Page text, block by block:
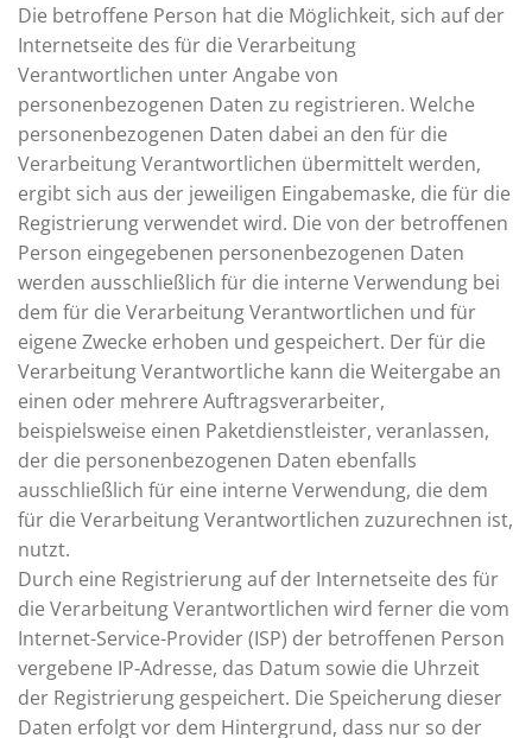
Die betroffene Person hat die Möglichkeit, sich auf der
Internetseite des für die Verarbeitung
Verantwortlichen unter Angabe von
personenbezogenen Daten zu registrieren. Welche
personenbezogenen Daten dabei an den für die
Verarbeitung Verantwortlichen übermittelt werden,
ergibt sich aus der jeweiligen Eingabemaske, die für die
Registrierung verwendet wird. Die von der betroffenen
Person eingegebenen personenbezogenen Daten
werden ausschließlich für die interne Verwendung bei
dem für die Verarbeitung Verantwortlichen und für
eigene Zwecke erhoben und gespeichert. Der für die
Verarbeitung Verantwortliche kann die Weitergabe an
einen oder mehrere Auftragsverarbeiter,
beispielsweise einen Paketdienstleister, veranlassen,
der die personenbezogenen Daten ebenfalls
ausschließlich für eine interne Verwendung, die dem
für die Verarbeitung Verantwortlichen zuzurechnen ist,
nutzt.
Durch eine Registrierung auf der Internetseite des für
die Verarbeitung Verantwortlichen wird ferner die vom
Internet-Service-Provider (ISP) der betroffenen Person
vergebene IP-Adresse, das Datum sowie die Uhrzeit
der Registrierung gespeichert. Die Speicherung dieser
Daten erfolgt vor dem Hintergrund, dass nur so der